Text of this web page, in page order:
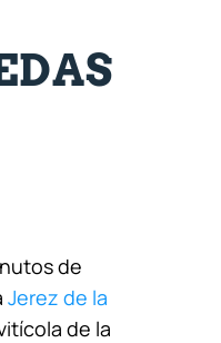
de
Jerez de la
de la